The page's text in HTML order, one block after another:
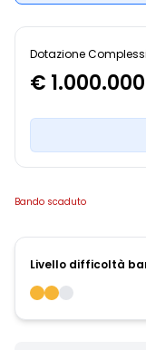
Dotazione
€ 1.000.000
Bando scaduto
Livello difficoltà